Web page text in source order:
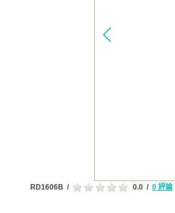
RD1606B / 0.0 / 0 評論